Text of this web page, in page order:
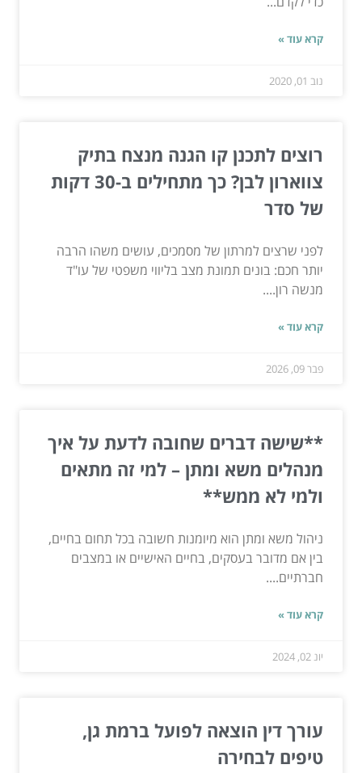
קרא עוד »
נוב 01, 2020
רוצים לתכנן קו הגנה מנצח בתיק
צווארון לבן? כך מתחילים ב-30 דקות
של סדר
לפני שרצים למרתון של מסמכים, עושים משהו הרבה
יותר חכם: בונים תמונת מצב בליווי משפטי של עו"ד
מנשה רון....
קרא עוד »
פבר 09, 2026
**שישה דברים שחובה לדעת על איך
מנהלים משא ומתן – למי זה מתאים
ולמי לא ממש**
ניהול משא ומתן הוא מיומנות חשובה בכל תחום בחיים,
בין אם מדובר בעסקים, בחיים האישיים או במצבים
חברתיים....
קרא עוד »
יונ 02, 2024
עורך דין הוצאה לפועל ברמת גן,
טיפים לבחירה